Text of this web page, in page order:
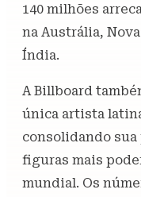
140 milhões
na Austrália,
Índia.
A Billboard
única artista
consolidando sua
figuras mais
mundial. Os